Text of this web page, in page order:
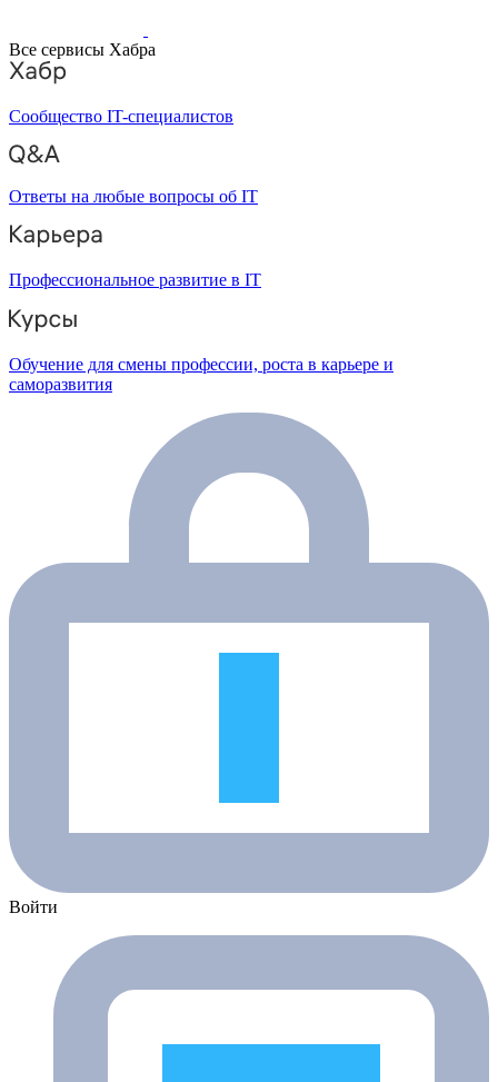
Все сервисы Хабра
Сообщество IT-специалистов
Ответы на любые вопросы об IT
Профессиональное развитие в IT
Обучение для смены профессии, роста в карьере и
саморазвития
Войти